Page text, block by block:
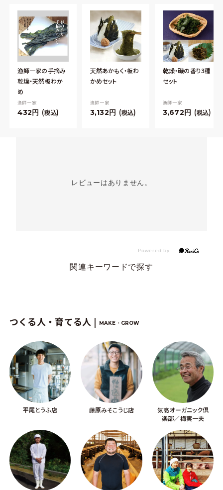
漁師一家の手摘み
乾燥・天然板わか
め
漁師一家
432 税込
天然あかもく・板わ
かめセット
漁師一家
3,132 税込
乾燥・磯の香り3種
セット
漁師一家
3,672 税込
レビューはありません。
関連キーワードで探す
つくる人・育てる人 | MAKE・GROW
平尾とうふ店 藤原みそこうじ店
気高オーガニック倶
楽部／梅実一夫